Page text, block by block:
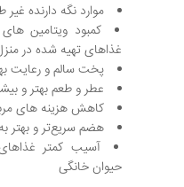
موارد نگه دارنده
کمبود ویتامین‌
غذاهای تهیه شده در
پخت سالم و رعایت
عطر و طعم بهتر و
کاهش هزینه‌ های
هضم سریع‌تر و بهتر
آسیب کمتر
حیوان خانگی